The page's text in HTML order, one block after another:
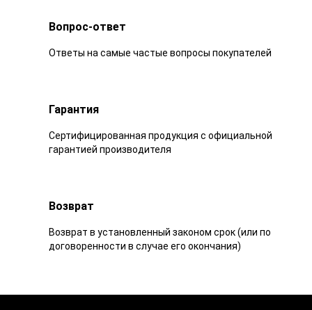
Вопрос-ответ
Ответы на самые частые вопросы покупателей
Гарантия
Сертифицированная продукция с официальной
гарантией производителя
Возврат
Возврат в установленный законом срок (или по
договоренности в случае его окончания)